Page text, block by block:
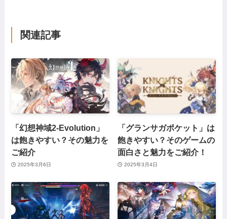
関連記事
「幻想神域2-Evolution」
は飽きやすい？その魅力を
ご紹介
2025年3月6日
「グランサガポケット」は
飽きやすい？そのゲームの
面白さと魅力をご紹介！
2025年3月4日